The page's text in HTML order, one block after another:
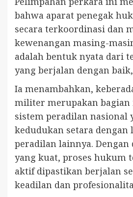
bahwa aparat penegak
secara terkoordinasi dan
kewenangan masing-
adalah bentuk nyata dari
yang berjalan dengan
Ia menambahkan,
militer merupakan
sistem peradilan nasional
kedudukan setara
peradilan lainnya.
yang kuat, proses hukum
aktif dipastikan berjalan
keadilan dan